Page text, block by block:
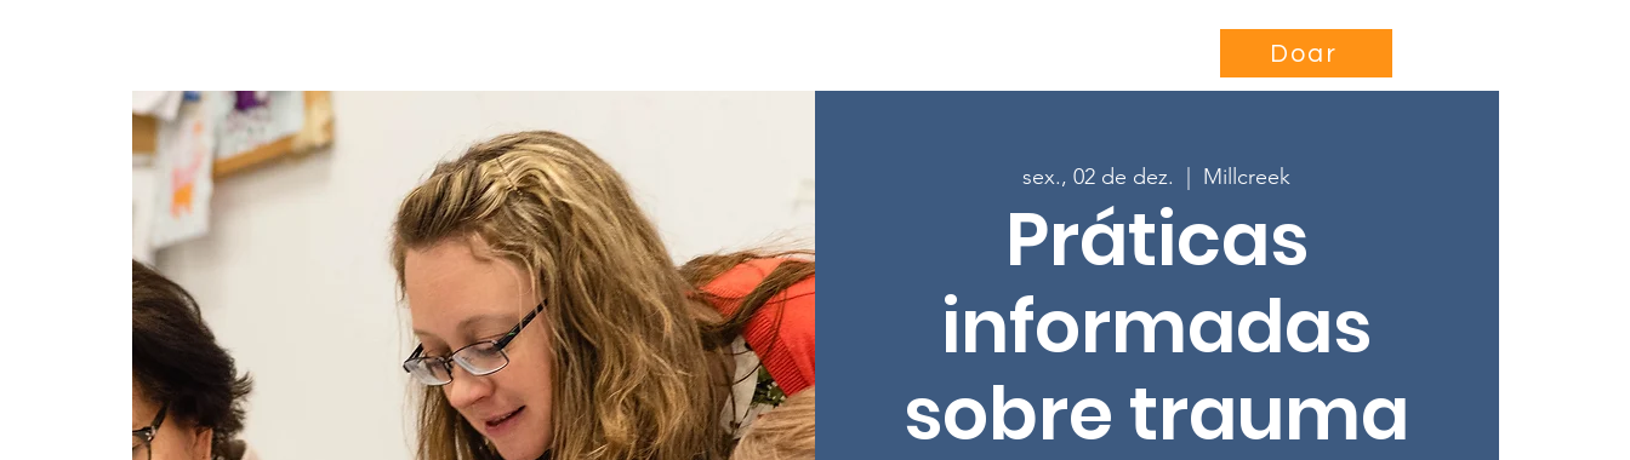
More...Doar
sex., 02 de dez. Millcreek
Práticas
informadas
sobre trauma